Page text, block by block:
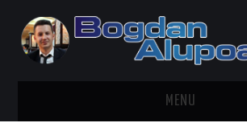
MENU